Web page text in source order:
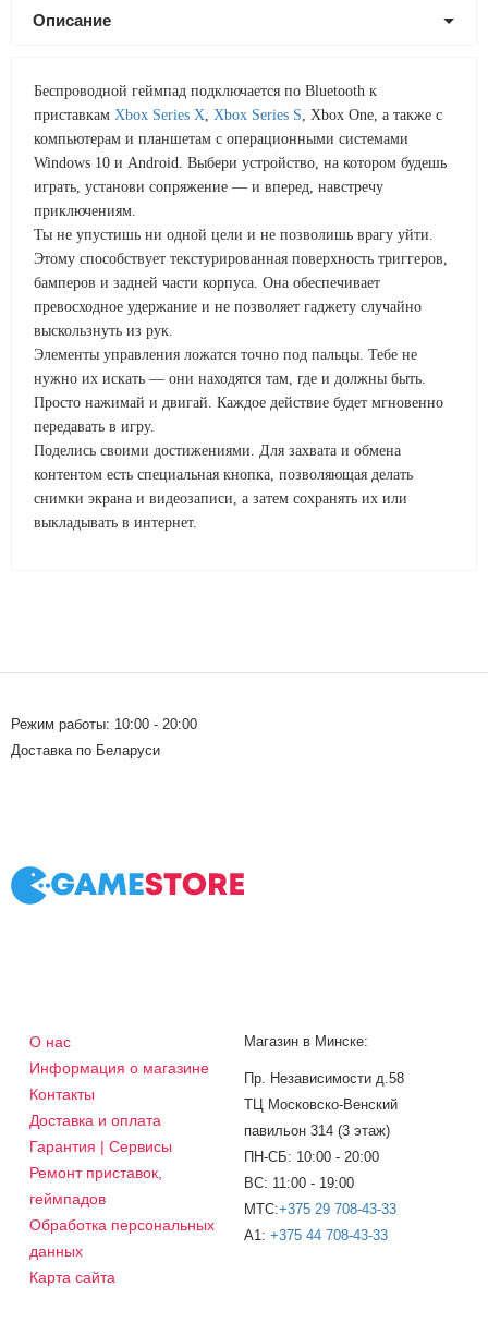
Описание
Беспроводной геймпад подключается по Bluetooth к
приставкам Xbox Series X Xbox Series S , Xbox One, а также с
компьютерам и планшетам с операционными системами
Windows 10 и Android. Выбери устройство, на котором будешь
играть, установи сопряжение — и вперед, навстречу
приключениям.
Ты не упустишь ни одной цели и не позволишь врагу уйти.
Этому способствует текстурированная поверхность триггеров,
бамперов и задней части корпуса. Она обеспечивает
превосходное удержание и не позволяет гаджету случайно
выскользнуть из рук.
Элементы управления ложатся точно под пальцы. Тебе не
нужно их искать — они находятся там, где и должны быть.
Просто нажимай и двигай. Каждое действие будет мгновенно
передавать в игру.
Поделись своими достижениями. Для захвата и обмена
контентом есть специальная кнопка, позволяющая делать
снимки экрана и видеозаписи, а затем сохранять их или
выкладывать в интернет.
Режим работы: 10:00 - 20:00
Доставка по Беларуси
О нас
Информация о магазине
Контакты
Доставка и оплата
Гарантия | Сервисы
Ремонт приставок,
геймпадов
Обработка персональных
данных
Карта сайта
Магазин в Минске:
Пр. Независимости д.58
ТЦ Московско-Венский
павильон 314 (3 этаж)
ПН-СБ: 10:00 - 20:00
ВС: 11:00 - 19:00
МТС:+375 29 708-43-33
A1: +375 44 708-43-33